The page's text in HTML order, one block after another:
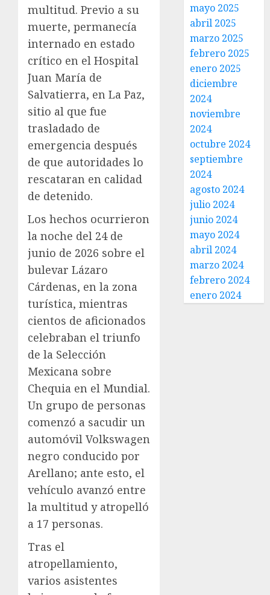
multitud. Previo a su
muerte, permanecía
internado en estado
crítico en el Hospital
Juan María de
Salvatierra, en La Paz,
sitio al que fue
trasladado de
emergencia después
de que autoridades lo
rescataran en calidad
de detenido.
Los hechos ocurrieron
la noche del 24 de
junio de 2026 sobre el
bulevar Lázaro
Cárdenas, en la zona
turística, mientras
cientos de aficionados
celebraban el triunfo
de la Selección
Mexicana sobre
Chequia en el Mundial.
Un grupo de personas
comenzó a sacudir un
automóvil Volkswagen
negro conducido por
Arellano; ante esto, el
vehículo avanzó entre
la multitud y atropelló
a 17 personas.
Tras el
atropellamiento,
varios asistentes
mayo 2025
abril 2025
marzo 2025
febrero 2025
enero 2025
diciembre
2024
noviembre
2024
octubre 2024
septiembre
2024
agosto 2024
julio 2024
junio 2024
mayo 2024
abril 2024
marzo 2024
febrero 2024
enero 2024